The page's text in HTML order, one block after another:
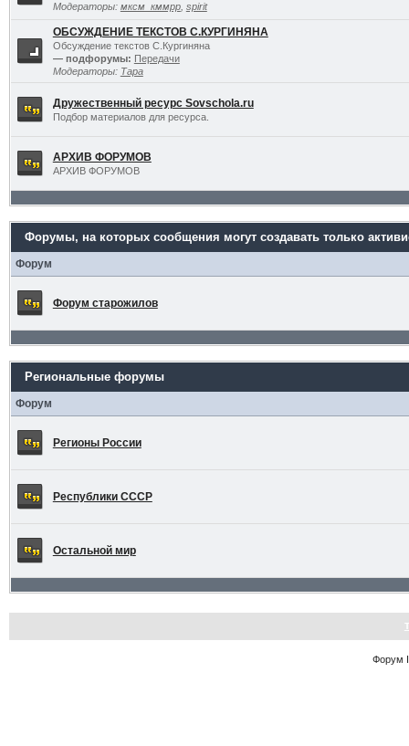
Модераторы: мксм_кммрр, spirit
ОБСУЖДЕНИЕ ТЕКСТОВ С.КУРГИНЯНА
Обсуждение текстов С.Кургиняна
— подфорумы: Передачи
Модераторы: Тара
Дружественный ресурс Sovschola.ru
Подбор материалов для ресурса.
АРХИВ ФОРУМОВ
АРХИВ ФОРУМОВ
Форумы, на которых сообщения могут создавать только
Форум
Форум старожилов
Региональные форумы
Форум
Регионы России
Республики СССР
Остальной мир
Форум